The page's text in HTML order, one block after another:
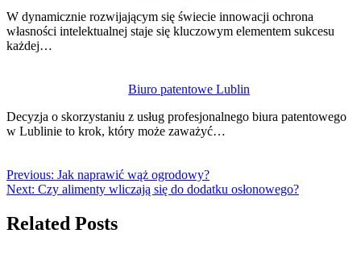
W dynamicznie rozwijającym się świecie innowacji ochrona
własności intelektualnej staje się kluczowym elementem sukcesu
każdej…
Biuro patentowe Lublin
Decyzja o skorzystaniu z usług profesjonalnego biura patentowego
w Lublinie to krok, który może zaważyć…
Previous: Jak naprawić wąż ogrodowy?
Next: Czy alimenty wliczają się do dodatku osłonowego?
Related Posts